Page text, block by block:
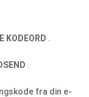
KODEORD .
.
fra din e-